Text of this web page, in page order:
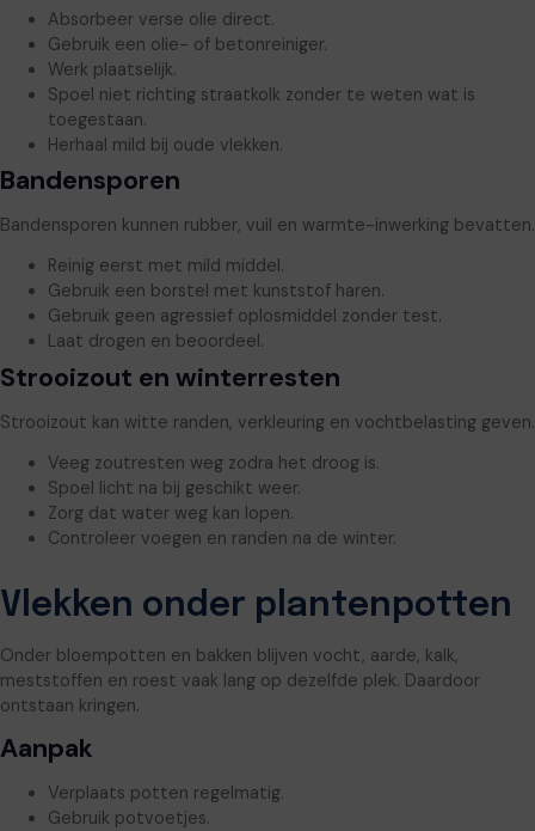
Absorbeer verse olie direct.
Gebruik een olie- of betonreiniger.
Werk plaatselijk.
Spoel niet richting straatkolk zonder te weten wat is
toegestaan.
Herhaal mild bij oude vlekken.
Bandensporen
Bandensporen kunnen rubber, vuil en warmte-inwerking bevatten.
Reinig eerst met mild middel.
Gebruik een borstel met kunststof haren.
Gebruik geen agressief oplosmiddel zonder test.
Laat drogen en beoordeel.
Strooizout en winterresten
Strooizout kan witte randen, verkleuring en vochtbelasting geven.
Veeg zoutresten weg zodra het droog is.
Spoel licht na bij geschikt weer.
Zorg dat water weg kan lopen.
Controleer voegen en randen na de winter.
Vlekken onder plantenpotten
Onder bloempotten en bakken blijven vocht, aarde, kalk,
meststoffen en roest vaak lang op dezelfde plek. Daardoor
ontstaan kringen.
Aanpak
Verplaats potten regelmatig.
Gebruik potvoetjes.